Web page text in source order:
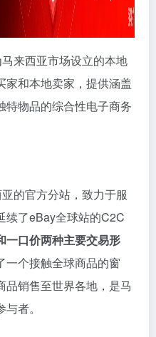
来西亚市场设立的本地
家和本地卖家，提供涵盖
特物品的综合性电子商务
的官方分站，致力于服
续了eBay全球站的C2C
一口价两种主要交易形
一个接触全球商品的窗
品销售至世界各地，是马
者。